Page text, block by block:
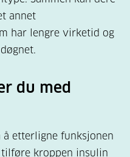
annet
har lengre virketid og
du med
å etterligne funksjonen
kroppen insulin